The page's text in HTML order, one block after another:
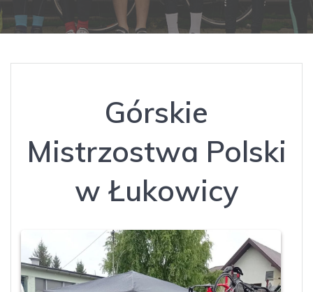
Górskie
Mistrzostwa Polski
w Łukowicy